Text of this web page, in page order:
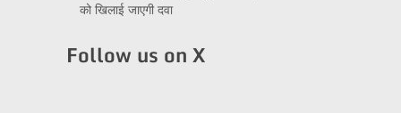
को खिलाई जाएगी दवा
Follow us on X